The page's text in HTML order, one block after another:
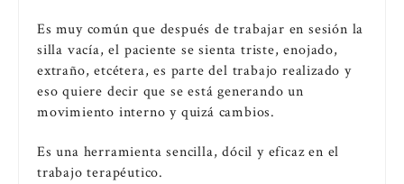
Es muy común que después de trabajar en sesión la
silla vacía, el paciente se sienta triste, enojado,
extraño, etcétera, es parte del trabajo realizado y
eso quiere decir que se está generando un
movimiento interno y quizá cambios.
Es una herramienta sencilla, dócil y eficaz en el
trabajo terapéutico.